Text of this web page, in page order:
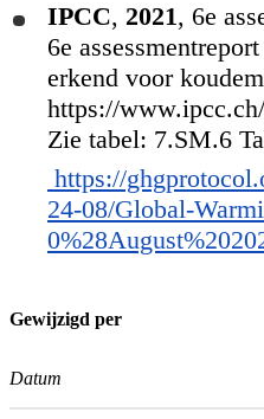
IPCC, 2021, 6e
6e
erkend voor
https://
Zie tabel: 7.SM.6
https://
24-08/Global-
Gewijzigd per
Datum